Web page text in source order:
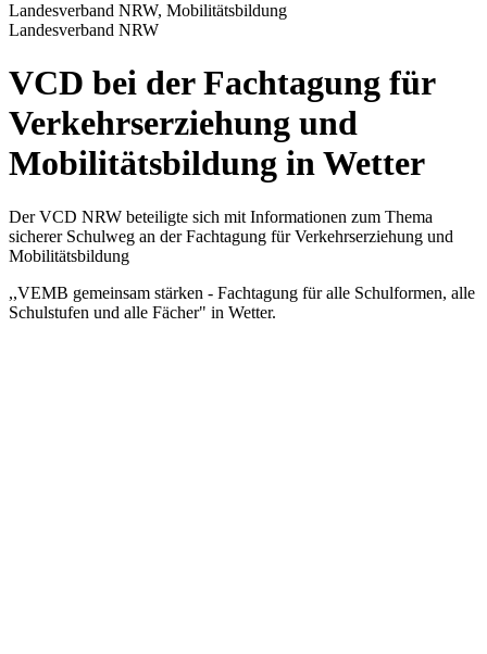
Landesverband NRW, Mobilitätsbildung
Landesverband NRW
VCD bei der Fachtagung für
Verkehrserziehung und
Mobilitätsbildung in Wetter
Der VCD NRW beteiligte sich mit Informationen zum Thema
sicherer Schulweg an der Fachtagung für Verkehrserziehung und
Mobilitätsbildung
,,VEMB gemeinsam stärken - Fachtagung für alle Schulformen, alle
Schulstufen und alle Fächer" in Wetter.